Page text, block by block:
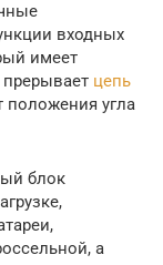
входных
имеет
цепь
положения угла
блок
а